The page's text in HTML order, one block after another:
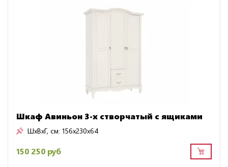
Шкаф Авиньон 3-х створчатый с ящиками
ШxВxГ, см: 156x230x64
150 250 руб